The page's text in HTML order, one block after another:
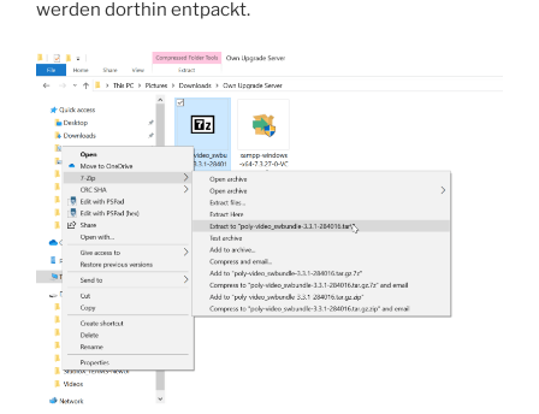
werden dorthin entpackt.